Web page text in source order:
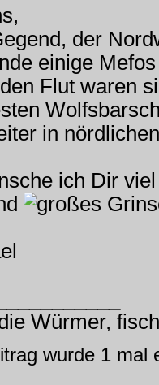
der
einige
Flut waren
in
ich Dir
Würmer,
wurde 1